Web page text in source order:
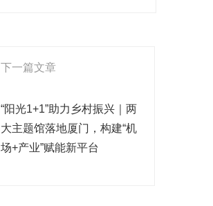
下一篇文章
“阳光1+1”助力乡村振兴｜两
大主题馆落地厦门，构建“机
场+产业”赋能新平台